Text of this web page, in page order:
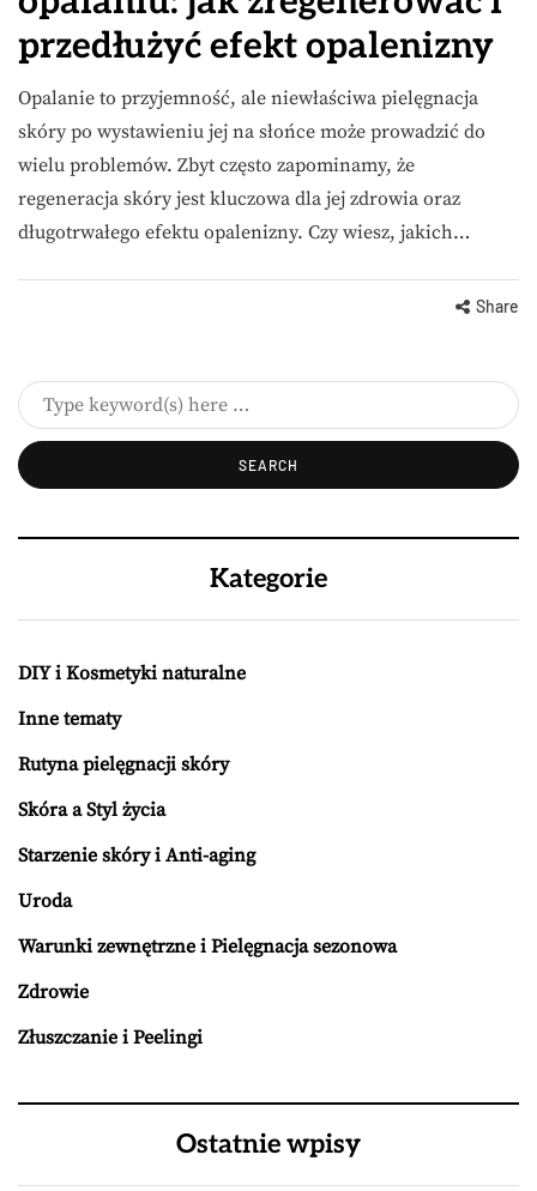
przedłużyć efekt opalenizny
Opalanie to przyjemność, ale niewłaściwa pielęgnacja
skóry po wystawieniu jej na słońce może prowadzić do
wielu problemów. Zbyt często zapominamy, że
regeneracja skóry jest kluczowa dla jej zdrowia oraz
długotrwałego efektu opalenizny. Czy wiesz, jakich…
Share
Kategorie
DIY i Kosmetyki naturalne
Inne tematy
Rutyna pielęgnacji skóry
Skóra a Styl życia
Starzenie skóry i Anti-aging
Uroda
Warunki zewnętrzne i Pielęgnacja sezonowa
Zdrowie
Złuszczanie i Peelingi
Ostatnie wpisy